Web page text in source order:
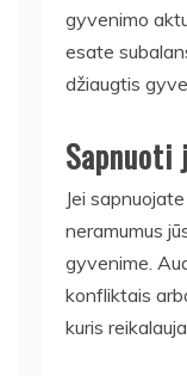
gyvenimo
esate
džiaugtis
Sapnuoti
Jei
neramumus
gyvenime.
konfliktais
kuris